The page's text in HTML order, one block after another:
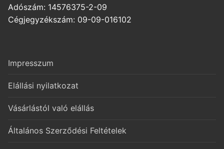
Adószám: 14576375-2-09
Cégjegyzékszám: 09-09-016102
Impresszum
Elállási nyilatkozat
Vásárlástól való elállás
Általános Szerződési Feltételek